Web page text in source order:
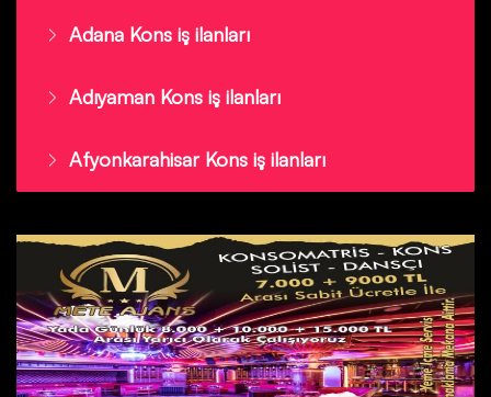
Adana Kons iş ilanları
Adıyaman Kons iş ilanları
Afyonkarahisar Kons iş ilanları